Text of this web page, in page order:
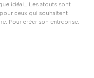
idéal… Les atouts sont
ceux qui souhaitent
Pour créer son entreprise,